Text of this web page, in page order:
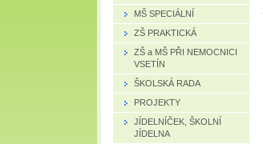
MŠ SPECIÁLNÍ
ZŠ PRAKTICKÁ
ZŠ a MŠ PŘI NEMOCNICI
VSETÍN
ŠKOLSKÁ RADA
PROJEKTY
JÍDELNÍČEK, ŠKOLNÍ
JÍDELNA